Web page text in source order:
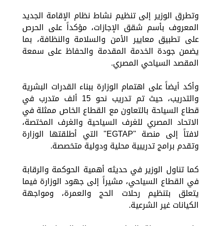
وتطرق الوزير إلى تنظيم نشاط نظام الإقامة الجديد
المعروف بأسم شقق الإجازات، مؤكداً على الحرص
على تطبيق معايير الأمن والسلامة والنظافة، بما
يضمن جودة الخدمة المقدمة والحفاظ على سمعة
المقصد السياحي المصري.
وأكد أيضاً على اهتمام الوزارة ببناء القدرات البشرية
والتدريب، حيث تم تدريب نحو 15 ألف متدرب في
قطاع السياحة بالتعاون مع القطاع الخاص ممثلة في
الاتحاد المصري للغرف السياحية والغرف المختصة،
لافتاً إلى منصة "EGTAP" التي أطلقتها الوزارة
وتقدم برامج تدريبية محلية ودولية متخصصة.
كما تناول الوزير في حديثه أهمية الحوكمة والرقابة
في القطاع السياحي، مشيراً إلى جهود الوزارة فيما
يتعلق بتنظيم رحلات الحج والعمرة، ومواجهة
الكيانات غير الشرعية.